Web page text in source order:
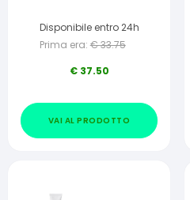
Disponibile entro 24h
Prima era: €33.75
€ 37.50
VAI AL PRODOTTO